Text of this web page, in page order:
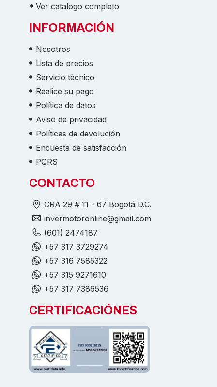
Ver catalogo completo
INFORMACIÓN
Nosotros
Lista de precios
Servicio técnico
Realice su pago
Política de datos
Aviso de privacidad
Políticas de devolución
Encuesta de satisfacción
PQRS
CONTACTO
CRA 29 # 11 - 67 Bogotá D.C.
invermotoronline@gmail.com
(601) 2474187
+57 317 3729274
+57 316 7585322
+57 315 9271610
+57 317 7386536
CERTIFICACIÓNES